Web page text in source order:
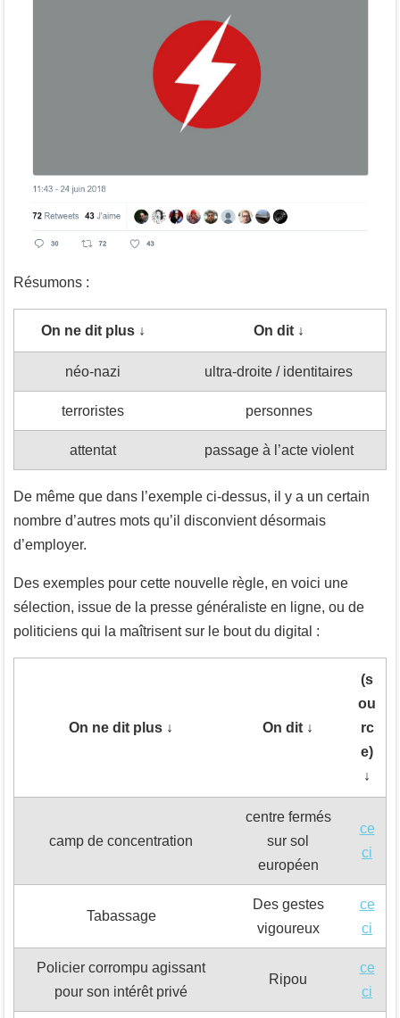
Résumons :
On ne dit plus ↓ On dit ↓
néo-nazi ultra-droite / identitaires
terroristes personnes
attentat passage à l’acte violent
De même que dans l’exemple ci-dessus, il y a un certain
nombre d’autres mots qu’il disconvient désormais
d’employer.
Des exemples pour cette nouvelle règle, en voici une
sélection, issue de la presse généraliste en ligne, ou de
politiciens qui la maîtrisent sur le bout du digital :
On ne dit plus ↓ On dit ↓
(s
ou
rc
e)
↓
camp de concentration
centre fermés
sur sol
européen
ce
ci
Tabassage
Des gestes
vigoureux
ce
ci
Policier corrompu agissant
pour son intérêt privé
Ripou
ce
ci